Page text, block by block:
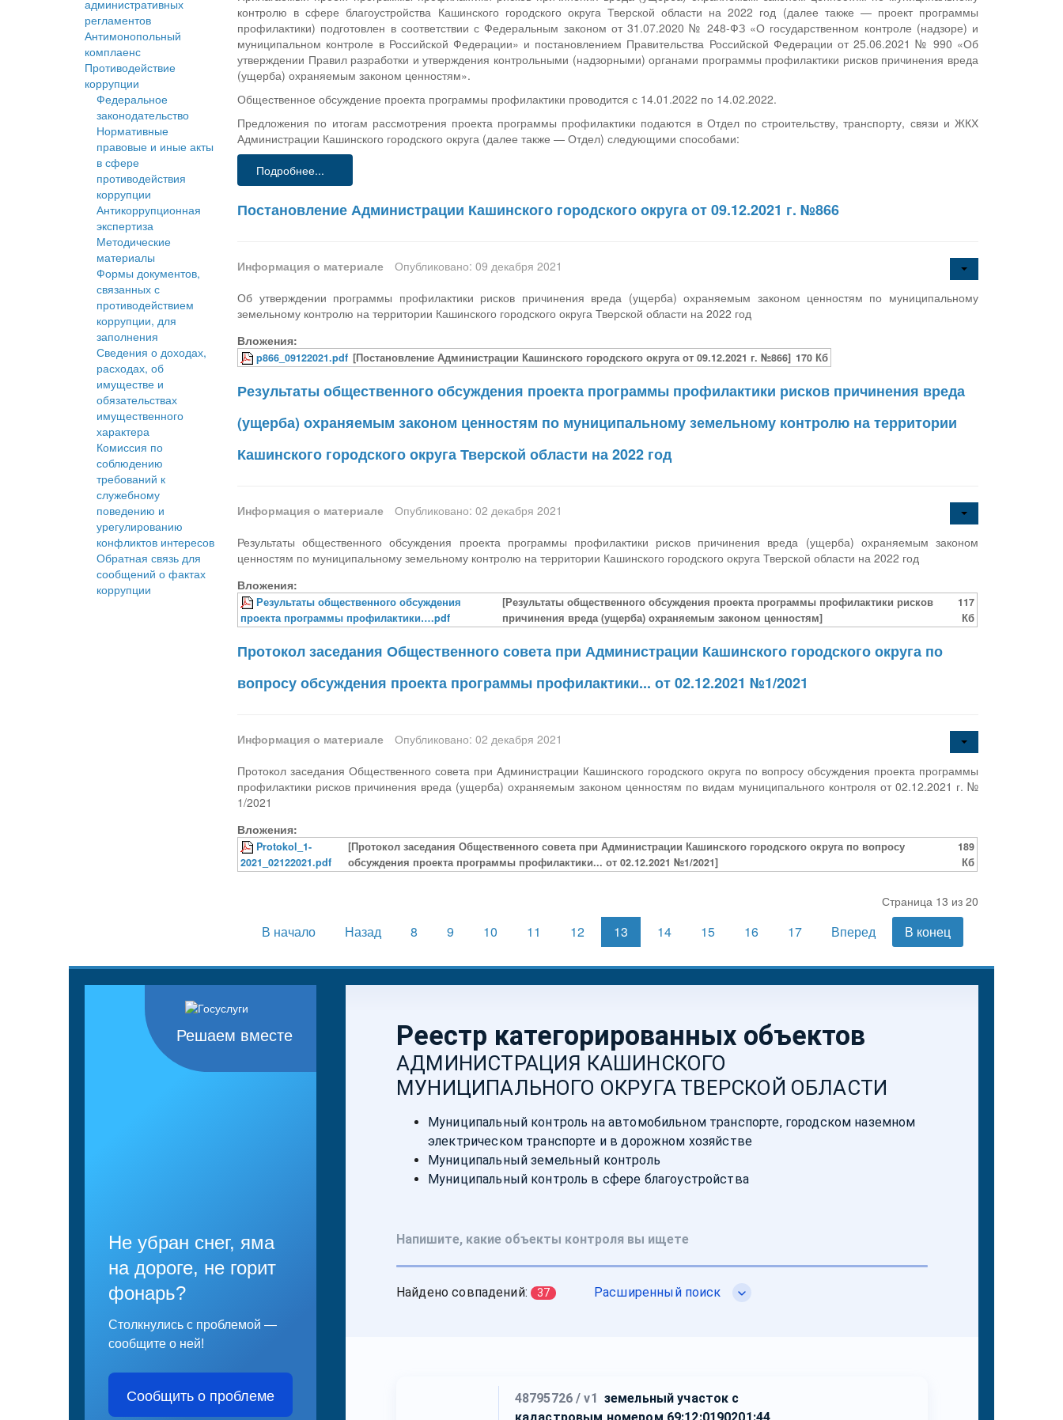
административных
регламентов
Антимонопольный
комплаенс
Противодействие
коррупции
Федеральное
законодательство
Нормативные
правовые и иные акты
в сфере
противодействия
коррупции
Антикоррупционная
экспертиза
Методические
материалы
Формы документов,
связанных с
противодействием
коррупции, для
заполнения
Сведения о доходах,
расходах, об
имуществе и
обязательствах
имущественного
характера
Комиссия по
соблюдению
требований к
служебному
поведению и
урегулированию
конфликтов интересов
Обратная связь для
сообщений о фактах
коррупции
контролю в сфере благоустройства Кашинского городского округа Тверской области на 2022 год (далее также — проект программы
профилактики) подготовлен в соответствии с Федеральным законом от 31.07.2020 № 248-ФЗ «О государственном контроле (надзоре) и
муниципальном контроле в Российской Федерации» и постановлением Правительства Российской Федерации от 25.06.2021 № 990 «Об
утверждении Правил разработки и утверждения контрольными (надзорными) органами программы профилактики рисков причинения вреда
(ущерба) охраняемым законом ценностям».
Общественное обсуждение проекта программы профилактики проводится с 14.01.2022 по 14.02.2022.
Предложения по итогам рассмотрения проекта программы профилактики подаются в Отдел по строительству, транспорту, связи и ЖКХ
Администрации Кашинского городского округа (далее также — Отдел) следующими способами:
Подробнее...
Постановление Администрации Кашинского городского округа от 09.12.2021 г. №866
Информация о материале
Опубликовано: 09 декабря 2021
Об утверждении программы профилактики рисков причинения вреда (ущерба) охраняемым законом ценностям по муниципальному
земельному контролю на территории Кашинского городского округа Тверской области на 2022 год
Вложения:
p866_09122021.pdf [Постановление Администрации Кашинского городского округа от 09.12.2021 г. №866] 170 Кб
Результаты общественного обсуждения проекта программы профилактики рисков причинения вреда
(ущерба) охраняемым законом ценностям по муниципальному земельному контролю на территории
Кашинского городского округа Тверской области на 2022 год
Информация о материале
Опубликовано: 02 декабря 2021
Результаты общественного обсуждения проекта программы профилактики рисков причинения вреда (ущерба) охраняемым законом
ценностям по муниципальному земельному контролю на территории Кашинского городского округа Тверской области на 2022 год
Вложения:
Результаты общественного обсуждения
проекта программы профилактики….pdf
[Результаты общественного обсуждения проекта программы профилактики рисков
причинения вреда (ущерба) охраняемым законом ценностям]
117
Кб
Протокол заседания Общественного совета при Администрации Кашинского городского округа по
вопросу обсуждения проекта программы профилактики... от 02.12.2021 №1/2021
Информация о материале
Опубликовано: 02 декабря 2021
Протокол заседания Общественного совета при Администрации Кашинского городского округа по вопросу обсуждения проекта программы
профилактики рисков причинения вреда (ущерба) охраняемым законом ценностям по видам муниципального контроля от 02.12.2021 г. №
1/2021
Вложения:
Protokol_1-
2021_02122021.pdf
[Протокол заседания Общественного совета при Администрации Кашинского городского округа по вопросу
обсуждения проекта программы профилактики... от 02.12.2021 №1/2021]
189
Кб
Страница 13 из 20
В начало Назад 8 9 10 11 12 13 14 15 16 17 Вперед В конец
Решаем вместе
Не убран снег, яма
на дороге, не горит
фонарь?
Столкнулись с проблемой —
сообщите о ней!
Сообщить о проблеме